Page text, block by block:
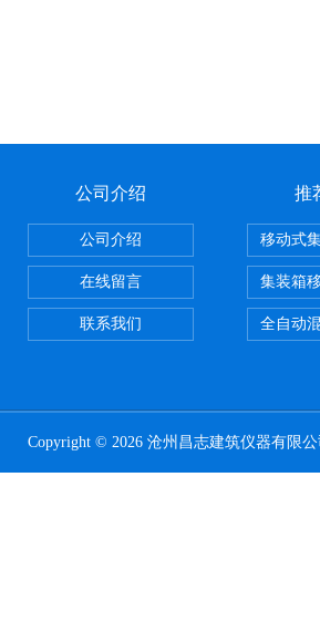
公司介绍
公司介绍
在线留言
联系我们
推
移动式
集装箱
全自动
Copyright © 2026 沧州昌志建筑仪器有限